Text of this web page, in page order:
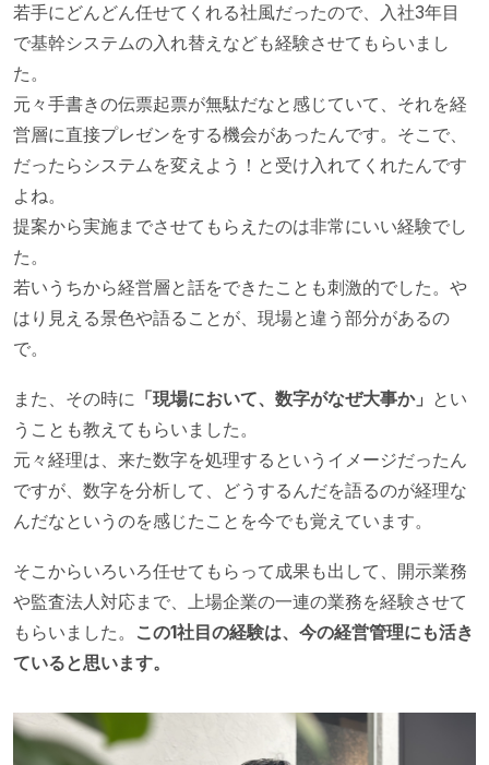
若手にどんどん任せてくれる社風だったので、入社3年目
で基幹システムの入れ替えなども経験させてもらいまし
た。
元々手書きの伝票起票が無駄だなと感じていて、それを経
営層に直接プレゼンをする機会があったんです。そこで、
だったらシステムを変えよう！と受け入れてくれたんです
よね。
提案から実施までさせてもらえたのは非常にいい経験でし
た。
若いうちから経営層と話をできたことも刺激的でした。や
はり見える景色や語ることが、現場と違う部分があるの
で。
また、その時に 「現場において、数字がなぜ大事か」 とい
うことも教えてもらいました。
元々経理は、来た数字を処理するというイメージだったん
ですが、数字を分析して、どうするんだを語るのが経理な
んだなというのを感じたことを今でも覚えています。
そこからいろいろ任せてもらって成果も出して、開示業務
や監査法人対応まで、上場企業の一連の業務を経験させて
もらいました。 この1社目の経験は、今の経営管理にも活き
ていると思います。